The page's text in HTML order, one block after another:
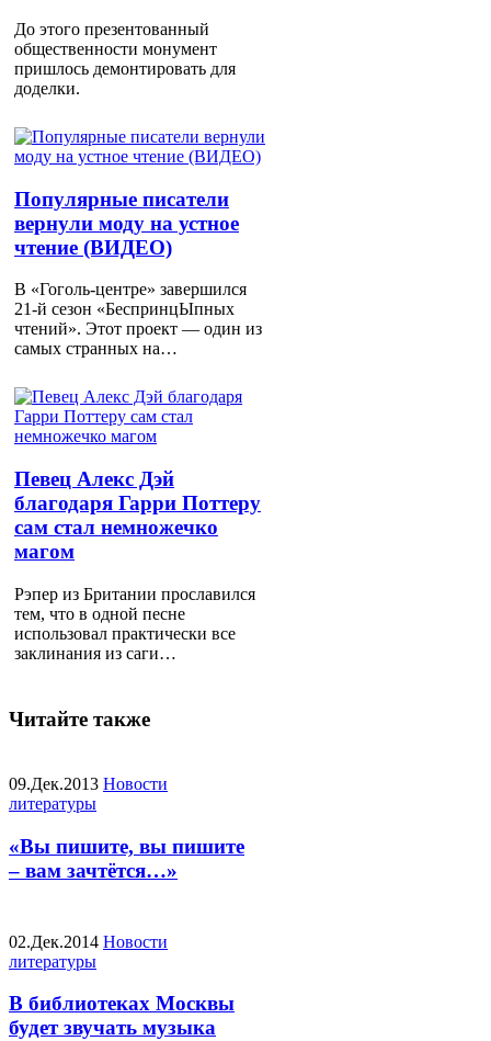
До этого презентованный
общественности монумент
пришлось демонтировать для
доделки.
Популярные писатели
вернули моду на устное
чтение (ВИДЕО)
В «Гоголь-центре» завершился
21-й сезон «БеспринцЫпных
чтений». Этот проект — один из
самых странных на…
Певец Алекс Дэй
благодаря Гарри Поттеру
сам стал немножечко
магом
Рэпер из Британии прославился
тем, что в одной песне
использовал практически все
заклинания из саги…
Читайте также
09.Дек.2013 Новости
литературы
«Вы пишите, вы пишите
– вам зачтётся…»
02.Дек.2014 Новости
литературы
В библиотеках Москвы
будет звучать музыка